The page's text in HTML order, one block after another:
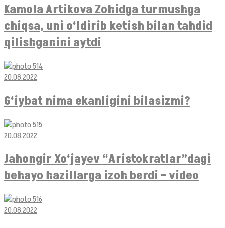
Kamola Artikova Zohidga turmushga
chiqsa, uni o‘ldirib ketish bilan tahdid
qilishganini aytdi
20.08.2022
G‘iybat nima ekanligini bilasizmi?
20.08.2022
Jahongir Xo‘jayev “Aristokratlar”dagi
behayo hazillarga izoh berdi – video
20.08.2022